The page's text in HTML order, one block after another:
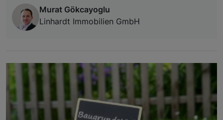
Murat Gökcayoglu
Linhardt Immobilien GmbH